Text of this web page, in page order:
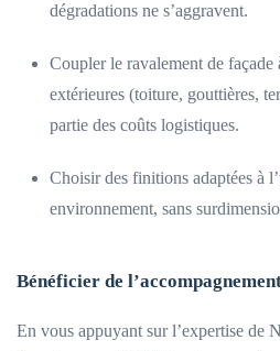
dégradations ne s’aggravent.
Coupler le ravalement de façade
extérieures (toiture, gouttières,
partie des coûts logistiques.
Choisir des finitions adaptées à
environnement, sans
Bénéficier de
En vous appuyant sur l’expertise de